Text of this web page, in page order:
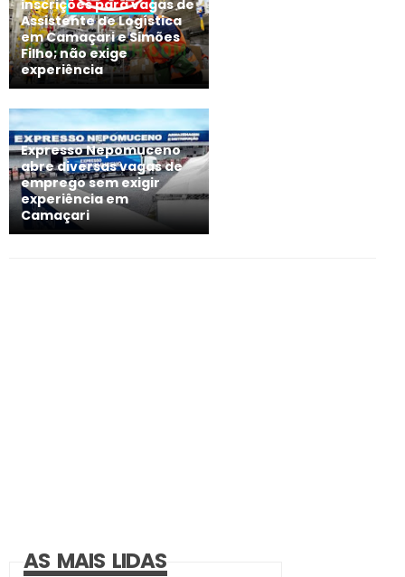
inscrições para vagas de
Assistente de Logística
em Camaçari e Simões
Filho; não exige
experiência
Expresso Nepomuceno
abre diversas vagas de
emprego sem exigir
experiência em
Camaçari
AS MAIS LIDAS